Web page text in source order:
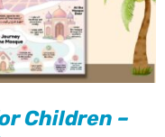
Children –